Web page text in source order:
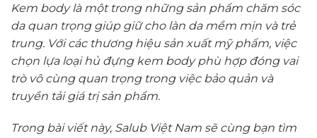
Kem body là một trong những sản phẩm chăm sóc
da quan trọng giúp giữ cho làn da mềm mịn và trẻ
trung. Với các thương hiệu sản xuất mỹ phẩm, việc
chọn lựa loại hủ đựng kem body phù hợp đóng vai
trò vô cùng quan trọng trong việc bảo quản và
truyền tải giá trị sản phẩm.
Trong bài viết này, Salub Việt Nam sẽ cùng bạn tìm